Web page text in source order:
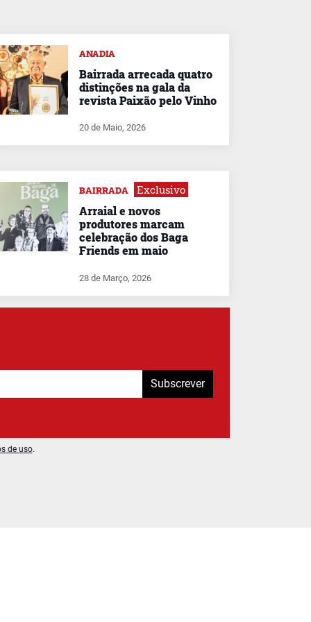
ANADIA
Bairrada arrecada quatro
distinções na gala da
revista Paixão pelo Vinho
20 de Maio, 2026
BAIRRADA Exclusivo
Arraial e novos
produtores marcam
celebração dos Baga
Friends em maio
28 de Março, 2026
Subscrever
de uso.